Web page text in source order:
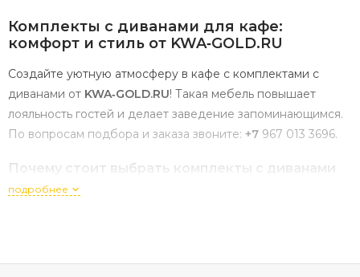
Комплекты с диванами для кафе:
комфорт и стиль от KWA‑GOLD.RU
Создайте уютную атмосферу в кафе с комплектами с
диванами от KWA‑GOLD.RU! Такая мебель повышает
лояльность гостей и делает заведение запоминающимся.
По вопросам подбора и заказа звоните: +7 967 013 3696.
Почему стоит выбрать комплекты с диванами
кафе?
подробнее